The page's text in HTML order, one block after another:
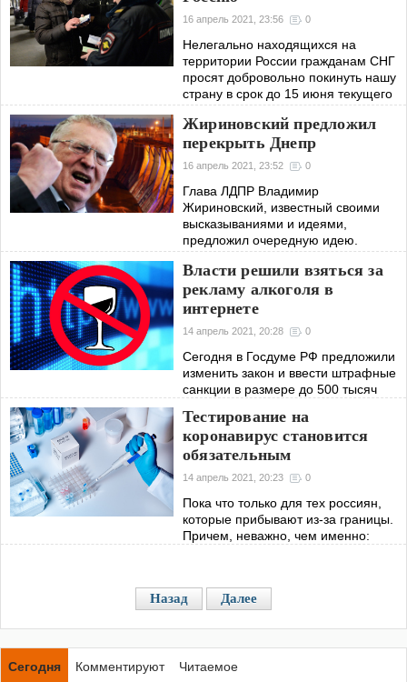
16 апрель 2021, 23:56 0
Нелегально находящихся на
территории России гражданам СНГ
просят добровольно покинуть нашу
страну в срок до 15 июня текущего
года.
Жириновский предложил
перекрыть Днепр
16 апрель 2021, 23:52 0
Глава ЛДПР Владимир
Жириновский, известный своими
высказываниями и идеями,
предложил очередную идею.
Скандальный политик считает, что
это помогло бы вынудить власти
Украины прекратить водную блокаду
Власти решили взяться за
рекламу алкоголя в
интернете
14 апрель 2021, 20:28 0
Сегодня в Госдуме РФ предложили
изменить закон и ввести штрафные
санкции в размере до 500 тысяч
алкогольной продукции в сети.
Тестирование на
коронавирус становится
обязательным
14 апрель 2021, 20:23 0
Пока что только для тех россиян,
которые прибывают из-за границы.
Причем, неважно, чем именно:
путем.
Назад
Далее
Сегодня Комментируют Читаемое